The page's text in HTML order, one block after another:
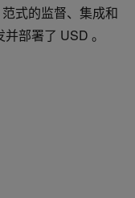
式的监督、集成和
部署了 USD 。